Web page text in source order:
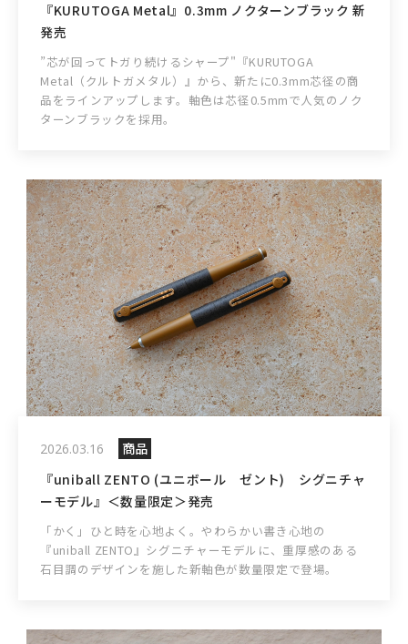
『KURUTOGA Metal』0.3mm ノクターンブラック 新
発売
”芯が回ってトガり続けるシャープ"『KURUTOGA
Metal（クルトガメタル）』から、新たに0.3mm芯径の商
品をラインアップします。軸色は芯径0.5mmで人気のノク
ターンブラックを採用。
2026.03.16
商品
『uniball ZENTO (ユニボール ゼント) シグニチャ
ーモデル』＜数量限定＞発売
「かく」ひと時を心地よく。やわらかい書き心地の
『uniball ZENTO』シグニチャーモデルに、重厚感のある
石目調のデザインを施した新軸色が数量限定で登場。